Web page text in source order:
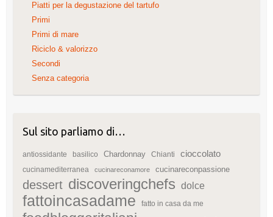
Piatti per la degustazione del tartufo
Primi
Primi di mare
Riciclo & valorizzo
Secondi
Senza categoria
Sul sito parliamo di…
antiossidante basilico Chardonnay Chianti cioccolato
cucinamediterranea cucinareconamore cucinareconpassione
dessert discoveringchefs dolce
fattoincasadame fatto in casa da me